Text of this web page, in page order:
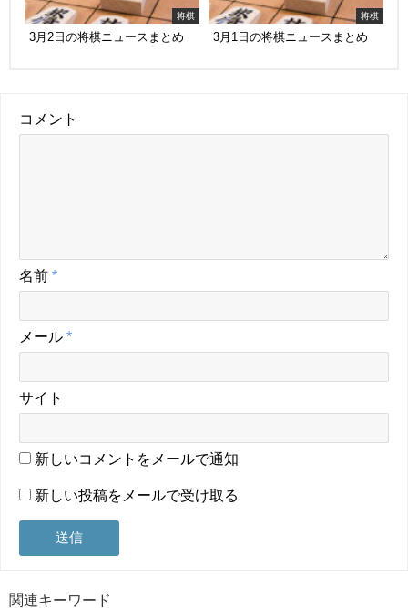
将棋
3月2日の将棋ニュースまとめ
将棋
3月1日の将棋ニュースまとめ
コメント
名前 *
メール *
サイト
新しいコメントをメールで通知
新しい投稿をメールで受け取る
関連キーワード